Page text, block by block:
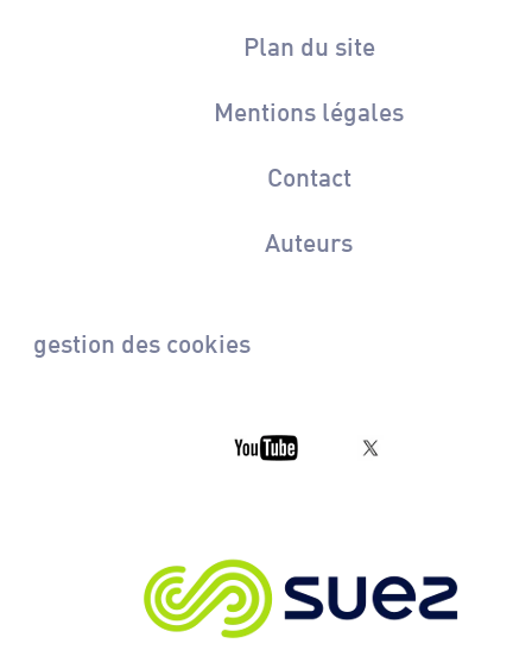
Plan du site
Mentions légales
Contact
Auteurs
gestion des cookies